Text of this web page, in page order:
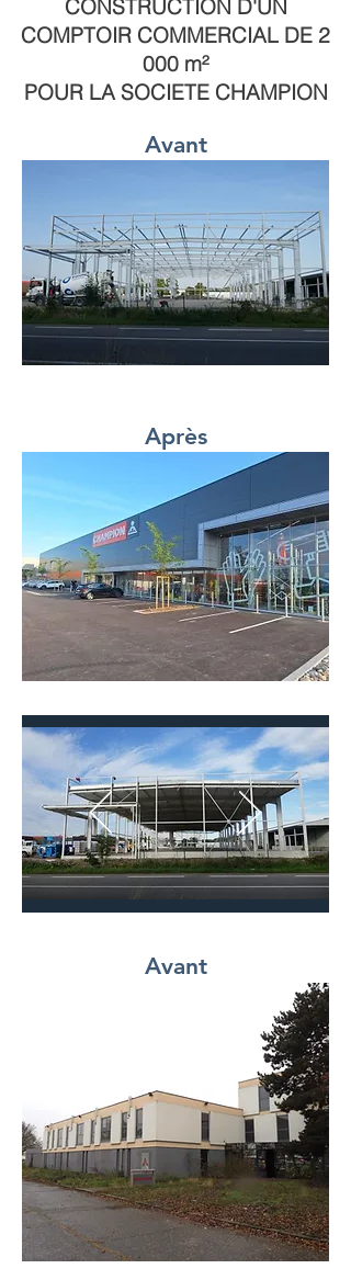
CONSTRUCTION D'UN
COMPTOIR COMMERCIAL DE 2
000 m²
POUR LA SOCIETE CHAMPION
Avant
Après
Avant